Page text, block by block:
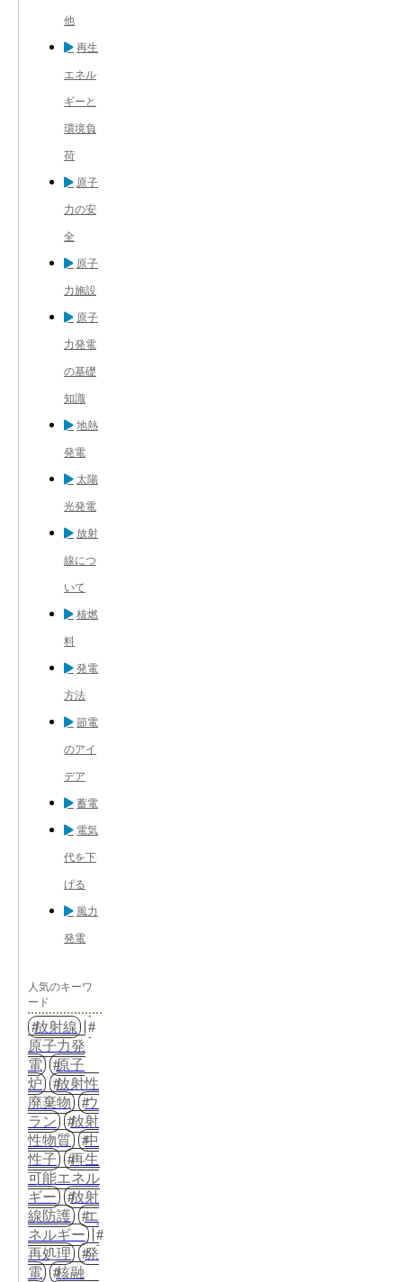
他
再生
エネル
ギーと
環境負
荷
原子
力の安
全
原子
力施設
原子
力発電
の基礎
知識
地熱
発電
太陽
光発電
放射
線につ
いて
核燃
料
発電
方法
節電
のアイ
デア
蓄電
電気
代を下
げる
風力
発電
人気のキーワ
ード
放射線
原子力発
電
原子
炉
放射性
廃棄物
ウ
ラン
放射
性物質
中
性子
再生
可能エネル
ギー
放射
線防護
エ
ネルギー
再処理
発
電
核融